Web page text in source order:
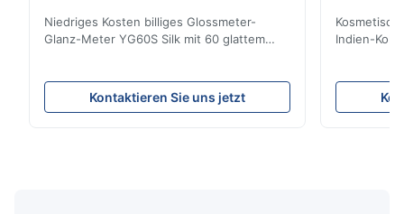
Niedriges Kosten billiges Glossmeter-
Glanz-Meter YG60S Silk mit 60 glattem
Material mit Glanz (0-200Gu) prüfen, und
allgemeinhin zutreffen, um zu malen, Tinte,
Kontaktieren Sie uns jetzt
Indien-
der